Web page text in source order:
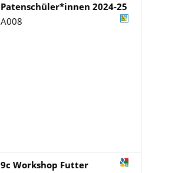
Patenschüler*innen 2024-25
A008
9c Workshop Futter